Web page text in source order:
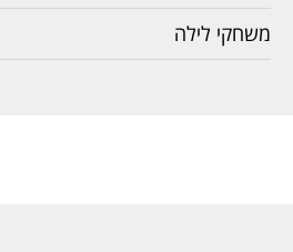
משחקי לילה